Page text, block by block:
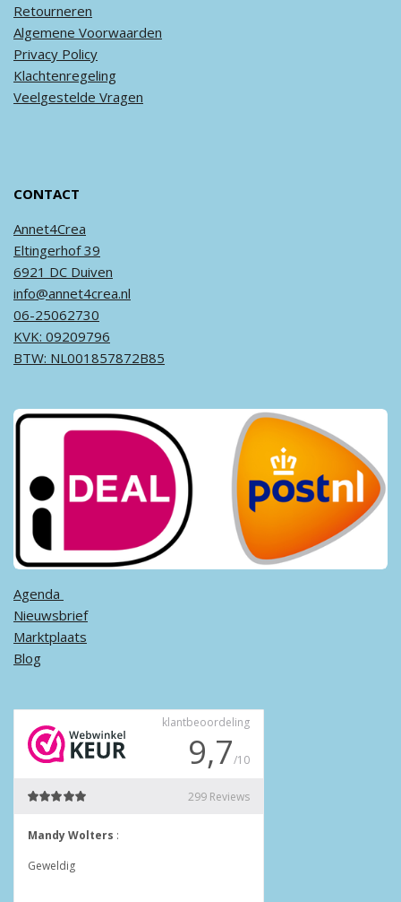
Retourneren
Algemene Voorwaarden
Privacy Policy
Klachtenregeling
Veelgestelde Vragen
CONTACT
Annet4Crea
Eltingerhof 39
6921 DC Duiven
info@annet4crea.nl
06-25062730
KVK: 09209796
BTW: NL001857872B85
Agenda ​
Nieuwsbrief
Marktplaats
Blog